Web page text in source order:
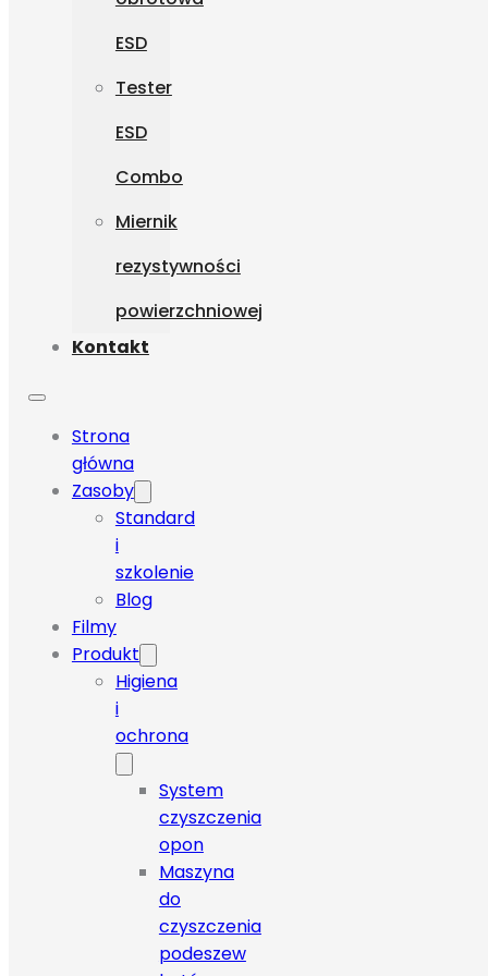
ESD
Tester
ESD
Combo
Miernik
rezystywności
powierzchniowej
Kontakt
Strona
główna
Zasoby
Standard
i
szkolenie
Blog
Filmy
Produkt
Higiena
i
ochrona
System
czyszczenia
opon
Maszyna
do
czyszczenia
podeszew